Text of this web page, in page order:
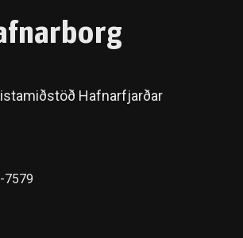
Hafnarfjarðar
7579